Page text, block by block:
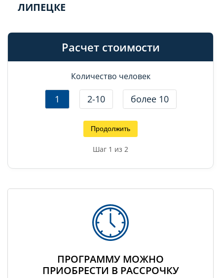
ЛИПЕЦКЕ
Расчет стоимости
Количество человек
1 2-10 более 10
Продолжить
Шаг 1 из 2
ПРОГРАММУ МОЖНО
ПРИОБРЕСТИ В РАССРОЧКУ